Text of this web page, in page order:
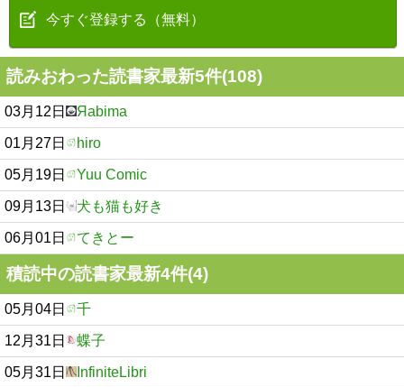
今すぐ登録する（無料）
読みおわった読書家最新5件(108)
03月12日 Яabima
01月27日 hiro
05月19日 Yuu Comic
09月13日 犬も猫も好き
06月01日 てきとー
積読中の読書家最新4件(4)
05月04日 千
12月31日 蝶子
05月31日 InfiniteLibri